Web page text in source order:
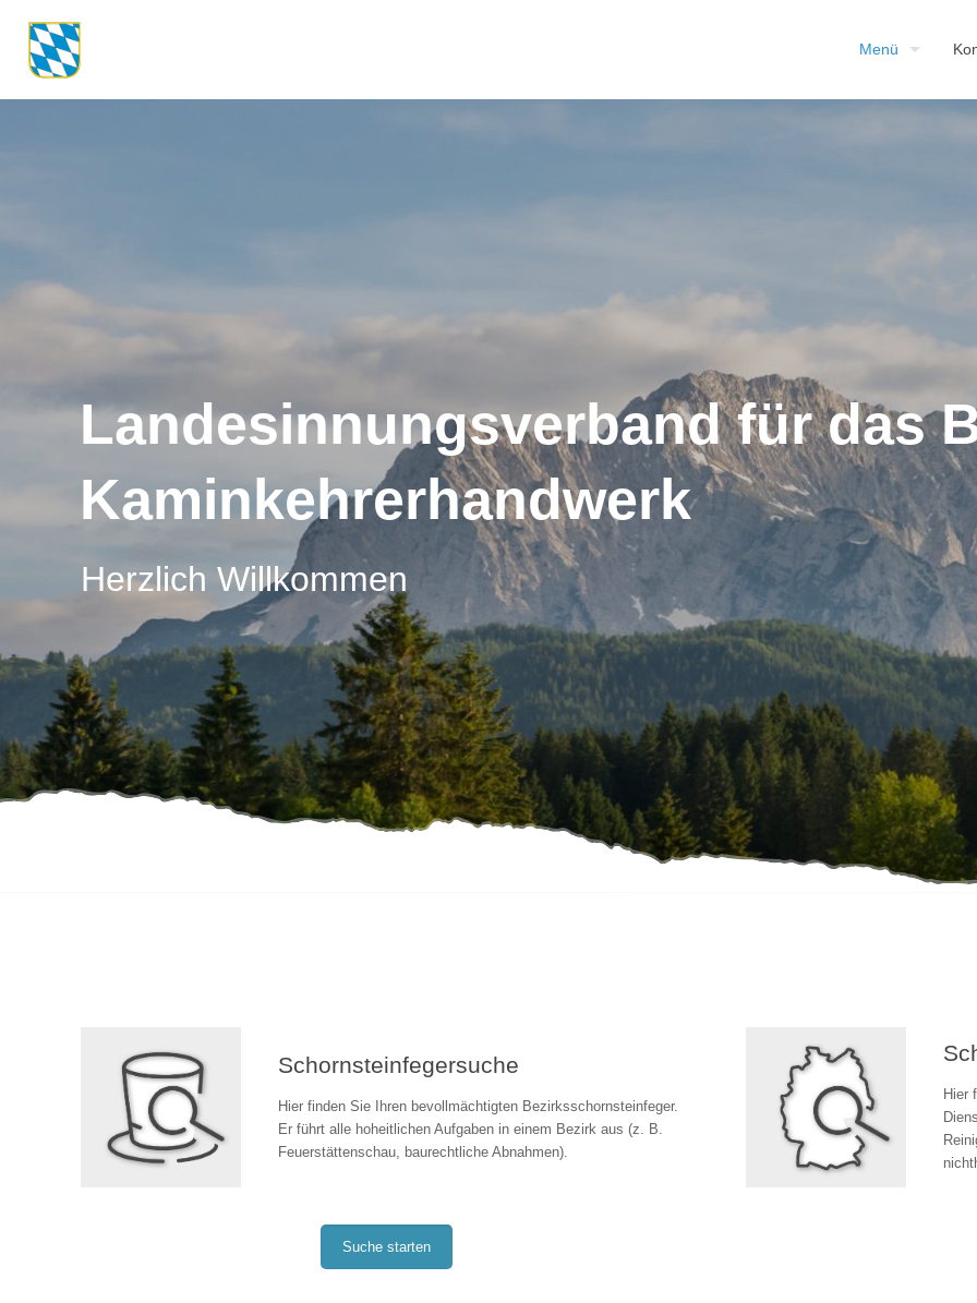
Menü
Landesinnungsverband für das
Kaminkehrerhandwerk
Herzlich Willkommen
Schornsteinfegersuche
Hier finden Sie Ihren bevollmächtigten Bezirksschornsteinfeger.
Er führt alle hoheitlichen Aufgaben in einem Bezirk aus (z. B.
Feuerstättenschau, baurechtliche Abnahmen).
Hier
Suche starten